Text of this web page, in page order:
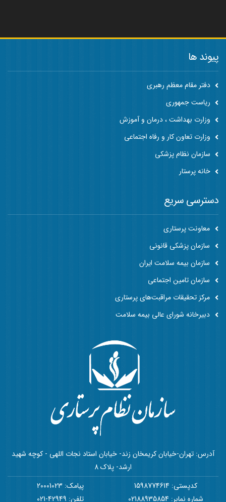
پیوند ها
دفتر مقام معظم رهبری
ریاست جمهوری
وزارت بهداشت ، درمان و آموزش
وزارت تعاون کار و رفاه اجتماعی
سازمان نظام پزشکی
خانه پرستار
آدرس: تهران-خیابان کریمخان زند- خیابان استاد نجات اللهی - کوچه شهید
ارشد- پلاک 8
کدپستی: 1598774614
پیامک: 20001023
شماره نمابر: 02188935854
تلفن: 42949-021
دسترسی سریع
معاونت پرستاری
سازمان پزشکی قانونی
سازمان بیمه سلامت ایران
سازمان تامین اجتماعی
مرکز تحقیقات مراقبت‌های پرستاری
دبیرخانه شورای عالی بیمه سلامت